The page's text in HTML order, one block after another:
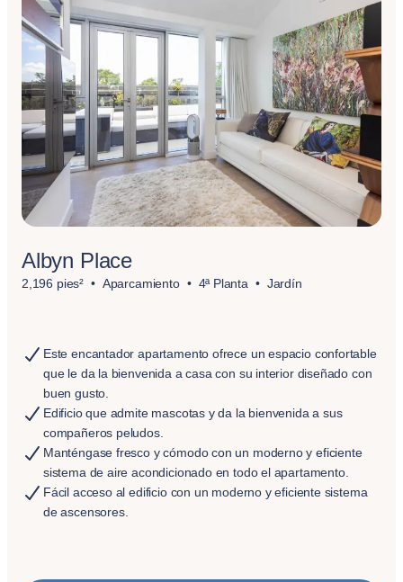
Albyn Place
2,196 pies² Aparcamiento 4ª Planta Jardín
Este encantador apartamento ofrece un espacio confortable
que le da la bienvenida a casa con su interior diseñado con
buen gusto.
Edificio que admite mascotas y da la bienvenida a sus
compañeros peludos.
Manténgase fresco y cómodo con un moderno y eficiente
sistema de aire acondicionado en todo el apartamento.
Fácil acceso al edificio con un moderno y eficiente sistema
de ascensores.